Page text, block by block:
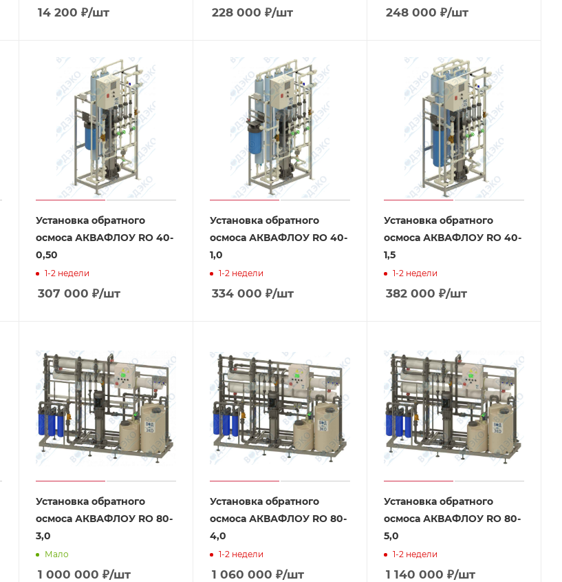
14 200 ₽/шт 228 000 ₽/шт 248 000 ₽/шт
Установка обратного
осмоса АКВАФЛОУ RO 40-
0,50
1-2 недели
307 000 ₽/шт
Установка обратного
осмоса АКВАФЛОУ RO 40-
1,0
1-2 недели
334 000 ₽/шт
Установка обратного
осмоса АКВАФЛОУ RO 40-
1,5
1-2 недели
382 000 ₽/шт
Установка обратного
осмоса АКВАФЛОУ RO 80-
3,0
Мало
1 000 000 ₽/шт
Установка обратного
осмоса АКВАФЛОУ RO 80-
4,0
1-2 недели
1 060 000 ₽/шт
Установка обратного
осмоса АКВАФЛОУ RO 80-
5,0
1-2 недели
1 140 000 ₽/шт